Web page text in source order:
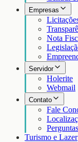
Empresas
Nota
Servidor
Holerite
Webmail
Contato
Fale
Turismo e Lazer